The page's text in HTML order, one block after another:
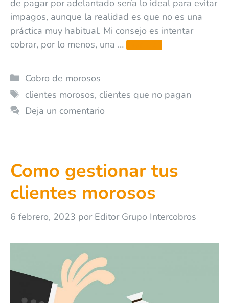
de pagar por adelantado sería lo ideal para evitar
impagos, aunque la realidad es que no es una
práctica muy habitual. Mi consejo es intentar
cobrar, por lo menos, una … Leer más
Cobro de morosos
clientes morosos, clientes que no pagan
Deja un comentario
Como gestionar tus
clientes morosos
6 febrero, 2023 por Editor Grupo Intercobros